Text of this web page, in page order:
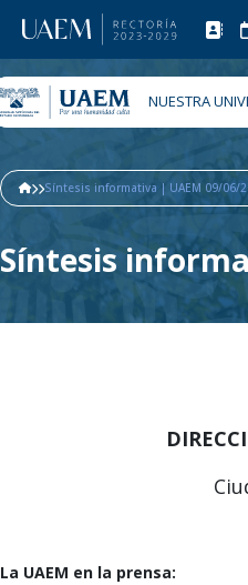
NUESTRA
Síntesis informativa | UAEM 09/06/
Síntesis
La UAEM en la prensa: